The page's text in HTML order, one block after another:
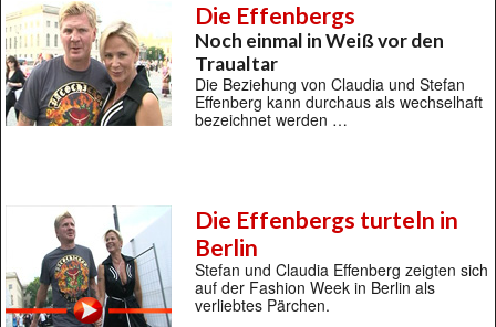
Die Effenbergs
Noch einmal in Weiß vor den
Traualtar
Die Beziehung von Claudia und Stefan
Effenberg kann durchaus als wechselhaft
bezeichnet werden …
Die Effenbergs turteln in
Berlin
Stefan und Claudia Effenberg zeigten sich
auf der Fashion Week in Berlin als
verliebtes Pärchen.